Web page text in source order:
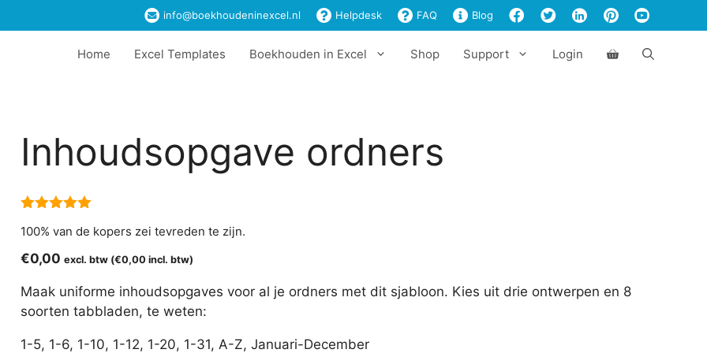
info@boekhoudeninexcel.nl Helpdesk FAQ Blog
Home Excel Templates Boekhouden in Excel Shop Support Login
Inhoudsopgave ordners
100% van de kopers zei tevreden te zijn.
€0,00 excl. btw (€0,00 incl. btw)
Maak uniforme inhoudsopgaves voor al je ordners met dit sjabloon. Kies uit drie ontwerpen en 8
soorten tabbladen, te weten:
1-5, 1-6, 1-10, 1-12, 1-20, 1-31, A-Z, Januari-December
aantal